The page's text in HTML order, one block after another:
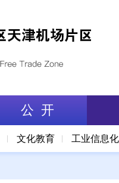
公 开
文化教育 工业信息化